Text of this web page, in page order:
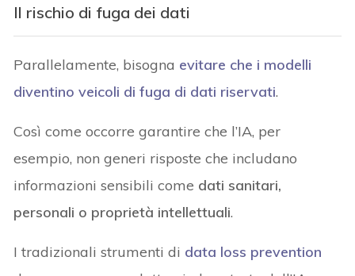
Il rischio di fuga dei dati
Parallelamente, bisogna evitare che i modelli
diventino veicoli di fuga di dati riservati.
Così come occorre garantire che l’IA, per
esempio, non generi risposte che includano
informazioni sensibili come dati sanitari,
personali o proprietà intellettuali.
I tradizionali strumenti di data loss prevention